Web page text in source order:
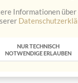
Informationen über
NUR TECHNISCH
NOTWENDIGE ERLAUBEN